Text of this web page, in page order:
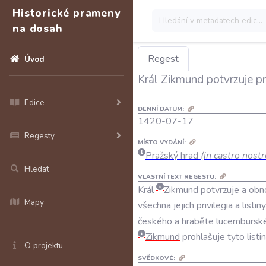
Historické prameny
na dosah
Úvod
Edice
Regesty
Hledat
Mapy
O projektu
Regest
Král Zikmund potvrzuje
DENNÍ DATUM:
1420-07-17
MÍSTO VYDÁNÍ:
Pražský hrad (in castro
VLASTNÍ TEXT REGESTU:
Král Zikmund potvrzuje a
všechna jejich privilegia a listiny
českého a hraběte
Zikmund prohlašuje tyto
SVĚDKOVÉ: